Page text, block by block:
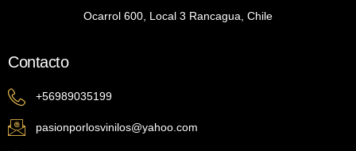
Ocarrol 600, Local 3 Rancagua, Chile
Contacto
+56989035199
pasionporlosvinilos@yahoo.com